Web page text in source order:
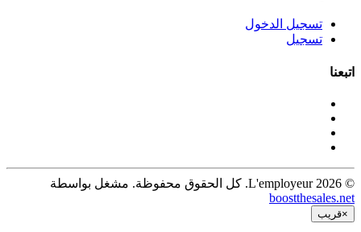
تسجيل الدخول
تسجيل
اتبعنا
© 2026 L'employeur. كل الحقوق محفوظة. مشغل بواسطة
boostthesales.net
×قريب